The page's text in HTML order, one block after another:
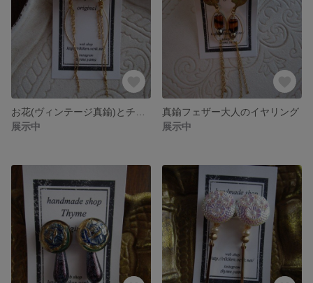
展示中
真鍮フェザー大人のイヤリング
展示中